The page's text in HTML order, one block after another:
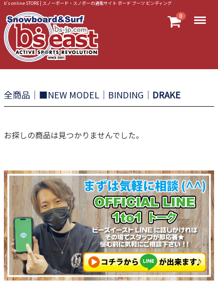
b’s online STORE | スノーボード・スノボーの通販サイト ボード ブーツ ビンディング
0 Menu
全商品 ■NEW MODEL BINDING DRAKE
お探しの商品は見つかりませんでした。